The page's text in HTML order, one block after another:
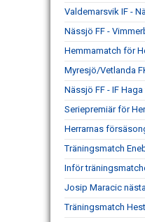
Valdemarsvik IF -
Nässjö FF -
Hemmamatch för
Myresjö/Vetlanda
Nässjö FF - IF Haga
Seriepremiär för
Herrarnas
Träningsmatch
Inför
Josip Maracic
Träningsmatch